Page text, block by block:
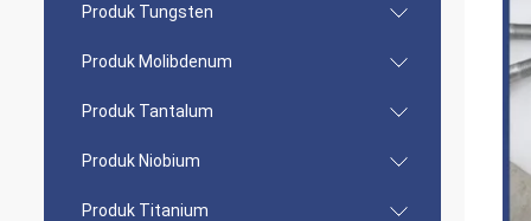
Produk Tungsten
Produk Molibdenum
Produk Tantalum
Produk Niobium
Produk Titanium